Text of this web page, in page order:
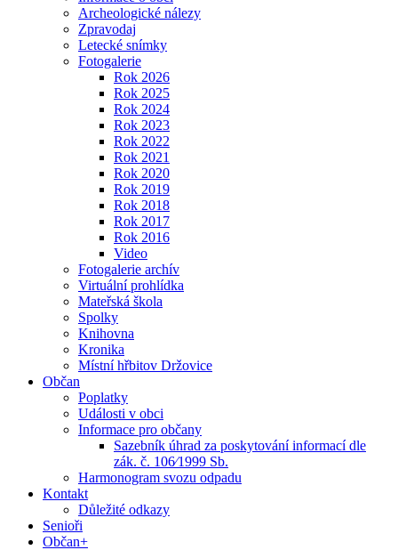
Archeologické nálezy
Zpravodaj
Letecké snímky
Fotogalerie
Rok 2026
Rok 2025
Rok 2024
Rok 2023
Rok 2022
Rok 2021
Rok 2020
Rok 2019
Rok 2018
Rok 2017
Rok 2016
Video
Fotogalerie archív
Virtuální prohlídka
Mateřská škola
Spolky
Knihovna
Kronika
Místní hřbitov Držovice
Občan
Poplatky
Události v obci
Informace pro občany
Sazebník úhrad za poskytování informací dle
zák. č. 106⁄1999 Sb.
Harmonogram svozu odpadu
Kontakt
Důležité odkazy
Senioři
Občan+